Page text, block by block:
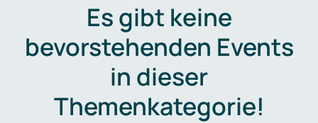
Es gibt keine
bevorstehenden Events
in dieser
Themenkategorie!